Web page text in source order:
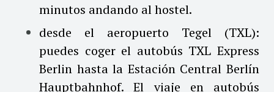
minutos andando al hostel.
desde el aeropuerto Tegel (TXL):
puedes coger el autobús TXL Express
Berlin hasta la Estación Central Berlín
Hauptbahnhof. El viaje en autobús